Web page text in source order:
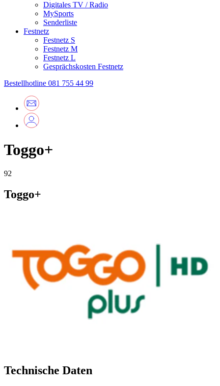
Digitales TV / Radio
MySports
Senderliste
Festnetz
Festnetz S
Festnetz M
Festnetz L
Gesprächskosten Festnetz
Bestellhotline 081 755 44 99
Toggo+
92
Toggo+
Technische Daten